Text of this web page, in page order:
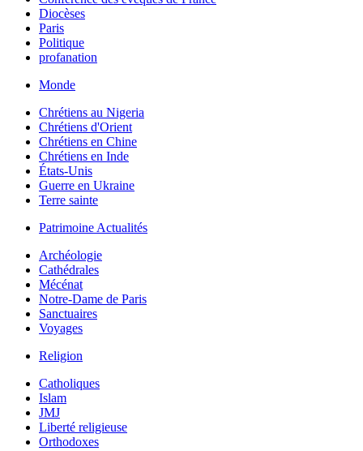
Diocèses
Paris
Politique
profanation
Monde
Chrétiens au Nigeria
Chrétiens d'Orient
Chrétiens en Chine
Chrétiens en Inde
États-Unis
Guerre en Ukraine
Terre sainte
Patrimoine Actualités
Archéologie
Cathédrales
Mécénat
Notre-Dame de Paris
Sanctuaires
Voyages
Religion
Catholiques
Islam
JMJ
Liberté religieuse
Orthodoxes